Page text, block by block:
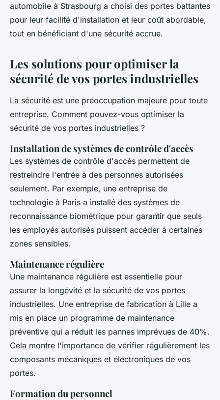
automobile à Strasbourg a choisi des portes battantes
pour leur facilité d'installation et leur coût abordable,
tout en bénéficiant d'une sécurité accrue.
Les solutions pour optimiser la
sécurité de vos portes industrielles
La sécurité est une préoccupation majeure pour toute
entreprise. Comment pouvez-vous optimiser la
sécurité de vos portes industrielles ?
Installation de systèmes de contrôle d'accès
Les systèmes de contrôle d'accès permettent de
restreindre l'entrée à des personnes autorisées
seulement. Par exemple, une entreprise de
technologie à Paris a installé des systèmes de
reconnaissance biométrique pour garantir que seuls
les employés autorisés puissent accéder à certaines
zones sensibles.
Maintenance régulière
Une maintenance régulière est essentielle pour
assurer la longévité et la sécurité de vos portes
industrielles. Une entreprise de fabrication à Lille a
mis en place un programme de maintenance
préventive qui a réduit les pannes imprévues de 40%.
Cela montre l'importance de vérifier régulièrement les
composants mécaniques et électroniques de vos
portes.
Formation du personnel